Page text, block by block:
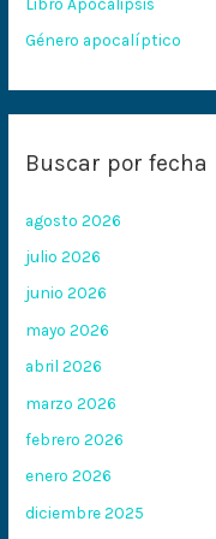
Género apocalíptico
Buscar por fecha
agosto 2026
julio 2026
junio 2026
mayo 2026
abril 2026
marzo 2026
febrero 2026
enero 2026
diciembre 2025